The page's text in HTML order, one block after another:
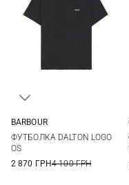
44
BARBOUR
ФУТБОЛКА DALTON LOGO
OS
2 870 ГРН4 100 ГРН